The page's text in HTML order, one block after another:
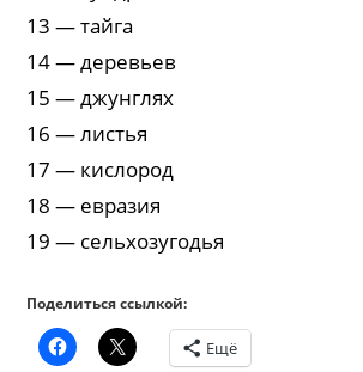
13 — тайга
14 — деревьев
15 — джунглях
16 — листья
17 — кислород
18 — евразия
19 — сельхозугодья
Поделиться ссылкой:
Ещё